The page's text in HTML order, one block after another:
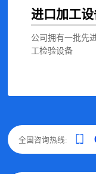
进口加工
公司拥有一批先
工检验设备
全国咨询热线: